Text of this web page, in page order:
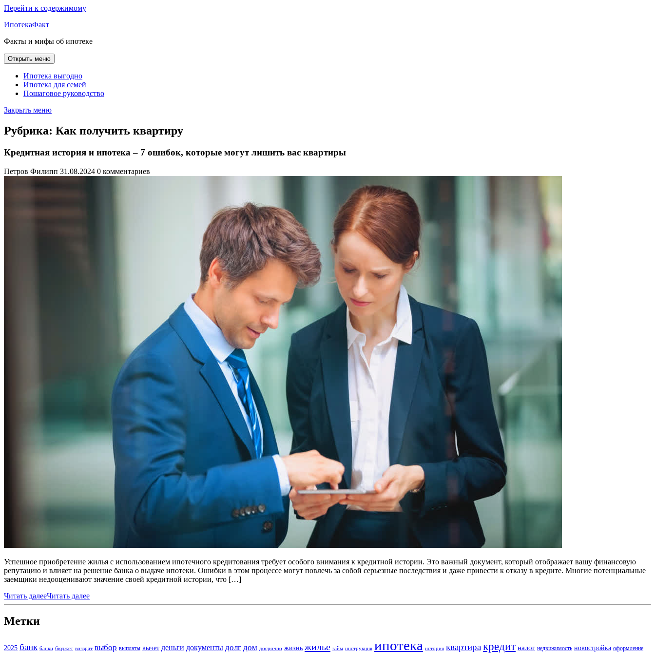
Перейти к содержимому
ИпотекаФакт
Факты и мифы об ипотеке
Открыть меню
Ипотека выгодно
Ипотека для семей
Пошаговое руководство
Закрыть меню
Рубрика: Как получить квартиру
Кредитная история и ипотека – 7 ошибок, которые могут лишить вас квартиры
Петров Филипп 31.08.2024 0 комментариев
Успешное приобретение жилья с использованием ипотечного кредитования требует особого внимания к кредитной истории. Это важный документ, который отображает вашу финансовую
репутацию и влияет на решение банка о выдаче ипотеки. Ошибки в этом процессе могут повлечь за собой серьезные последствия и даже привести к отказу в кредите. Многие потенциальные
заемщики недооценивают значение своей кредитной истории, что […]
Читать далееЧитать далее
Метки
2025 банк банки бюджет возврат выбор выплаты вычет деньги документы долг дом досрочно жизнь жилье займ инструкция ипотека история квартиракредит налог недвижимость новостройка оформление